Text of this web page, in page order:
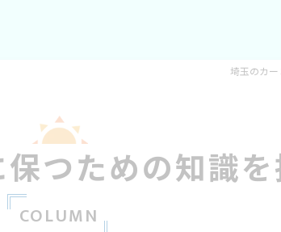
埼玉のカ
つための知識
COLUMN